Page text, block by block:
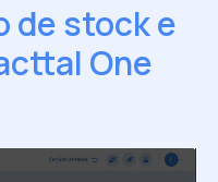
de stock e
One